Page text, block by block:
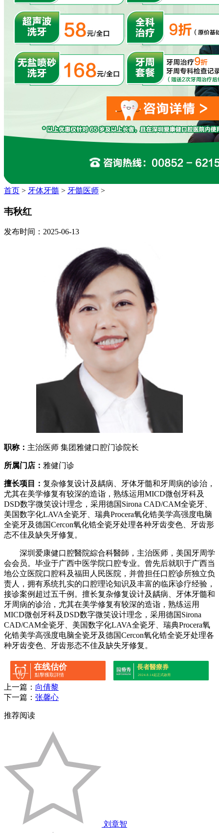
首页 > 牙体牙髓 > 牙髓医师 >
韦秋红
发布时间：2025-06-13
职称： 主治医师 集团雅健口腔门诊院长
所属门店： 雅健门诊
擅长项目： 复杂修复设计及龋病、牙体牙髓和牙周病的诊治，
尤其在美学修复有较深的造诣，熟练运用MICD微创牙科及
DSD数字微笑设计理念，采用德国Sirona CAD/CAM全瓷牙、
美国数字化LAVA全瓷牙、瑞典Procera氧化锆美学高强度电脑
全瓷牙及德国Cercon氧化锆全瓷牙处理各种牙齿变色、牙齿形
态不佳及缺失牙修复。
深圳爱康健口腔醫院綜合科醫師，主治医师，美国牙周学
会会员。毕业于广西中医学院口腔专业。曾先后就职于广西当
地公立医院口腔科及福田人民医院，并曾担任口腔诊所独立负
责人，拥有系统扎实的口腔理论知识及丰富的临床诊疗经验，
接诊案例超过五千例。擅长复杂修复设计及龋病、牙体牙髓和
牙周病的诊治，尤其在美学修复有较深的造诣，熟练运用
MICD微创牙科及DSD数字微笑设计理念，采用德国Sirona
CAD/CAM全瓷牙、美国数字化LAVA全瓷牙、瑞典Procera氧
化锆美学高强度电脑全瓷牙及德国Cercon氧化锆全瓷牙处理各
种牙齿变色、牙齿形态不佳及缺失牙修复。
在线估价
點擊獲取詳情
長者醫療券
2024.8.14起正式啟用
上一篇： 向倩黎
下一篇： 张馨心
推荐阅读
刘章智